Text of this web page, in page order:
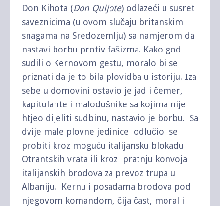
Don Kihota (Don Quijote) odlazeći u susret
saveznicima (u ovom slučaju britanskim
snagama na Sredozemlju) sa namjerom da
nastavi borbu protiv fašizma. Kako god
sudili o Kernovom gestu, moralo bi se
priznati da je to bila plovidba u istoriju. Iza
sebe u domovini ostavio je jad i čemer,
kapitulante i malodušnike sa kojima nije
htjeo dijeliti sudbinu, nastavio je borbu. Sa
dvije male plovne jedinice odlučio se
probiti kroz moguću italijansku blokadu
Otrantskih vrata ili kroz pratnju konvoja
italijanskih brodova za prevoz trupa u
Albaniju. Kernu i posadama brodova pod
njegovom komandom, čija čast, moral i